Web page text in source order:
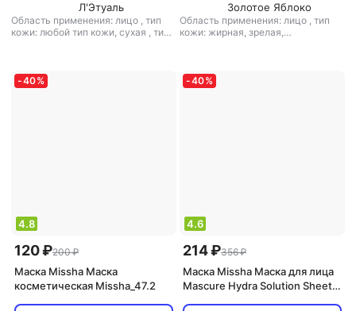
Л'Этуаль
Область применения: лицо , тип
кожи: любой тип кожи, сухая , тип
Золотое Яблоко
Область применения: лицо , тип
кожи: жирная, зрелая,
тонизирующий, увлажнение
-40%
4.8
120 ₽200 ₽
Маска Missha Маска
косметическая Missha_47.2
-40%
4.6
214 ₽356 ₽
Маска Missha Маска для лица
Mascure Hydra Solution Sheet